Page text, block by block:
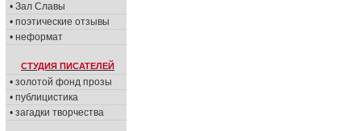
• Зал Славы
• поэтические отзывы
• неформат
СТУДИЯ ПИСАТЕЛЕЙ
• золотой фонд прозы
• публицистика
• загадки творчества